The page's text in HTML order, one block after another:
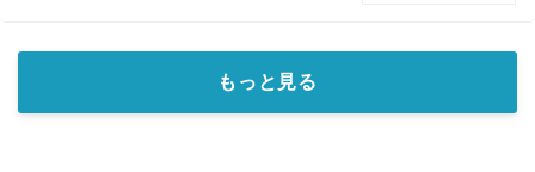
もっと見る